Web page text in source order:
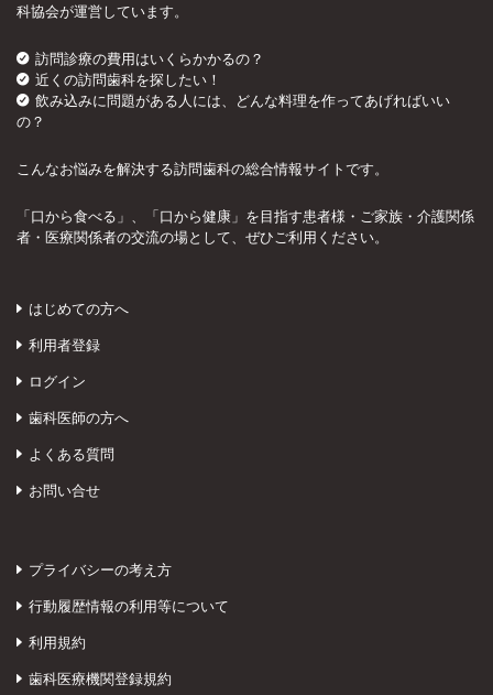
科協会が運営しています。
訪問診療の費用はいくらかかるの？
近くの訪問歯科を探したい！
飲み込みに問題がある人には、どんな料理を作ってあげればいい
の？
こんなお悩みを解決する訪問歯科の総合情報サイトです。
「口から食べる」、「口から健康」を目指す患者様・ご家族・介護関係
者・医療関係者の交流の場として、ぜひご利用ください。
はじめての方へ
利用者登録
ログイン
歯科医師の方へ
よくある質問
お問い合せ
プライバシーの考え方
行動履歴情報の利用等について
利用規約
歯科医療機関登録規約